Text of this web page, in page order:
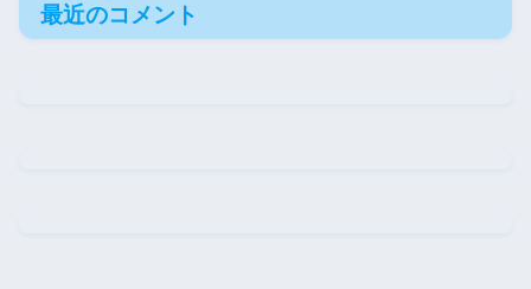
最近のコメント